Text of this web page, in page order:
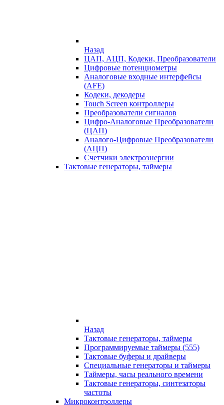
Назад
ЦАП, АЦП, Кодеки, Преобразователи
Цифровые потенциометры
Аналоговые входные интерфейсы
(AFE)
Кодеки, декодеры
Touch Screen контроллеры
Преобразователи сигналов
Цифро-Аналоговые Преобразователи
(ЦАП)
Аналого-Цифровые Преобразователи
(АЦП)
Счетчики электроэнергии
Тактовые генераторы, таймеры
Назад
Тактовые генераторы, таймеры
Программируемые таймеры (555)
Тактовые буферы и драйверы
Специальные генераторы и таймеры
Таймеры, часы реального времени
Тактовые генераторы, синтезаторы
частоты
Микроконтроллеры